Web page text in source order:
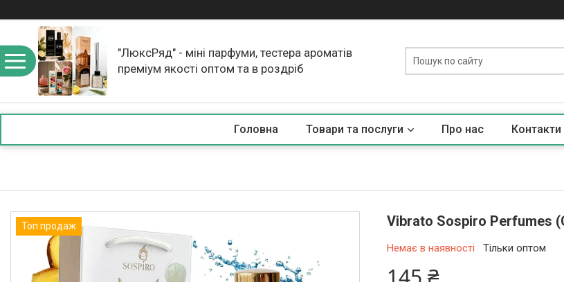
"ЛюксРяд" - міні парфуми, тестера ароматів
преміум якості оптом та в роздріб
Головна Товари та послуги Про нас Контакти
Топ продаж Vibrato Sospiro Perfumes
Немає в наявності Тільки оптом